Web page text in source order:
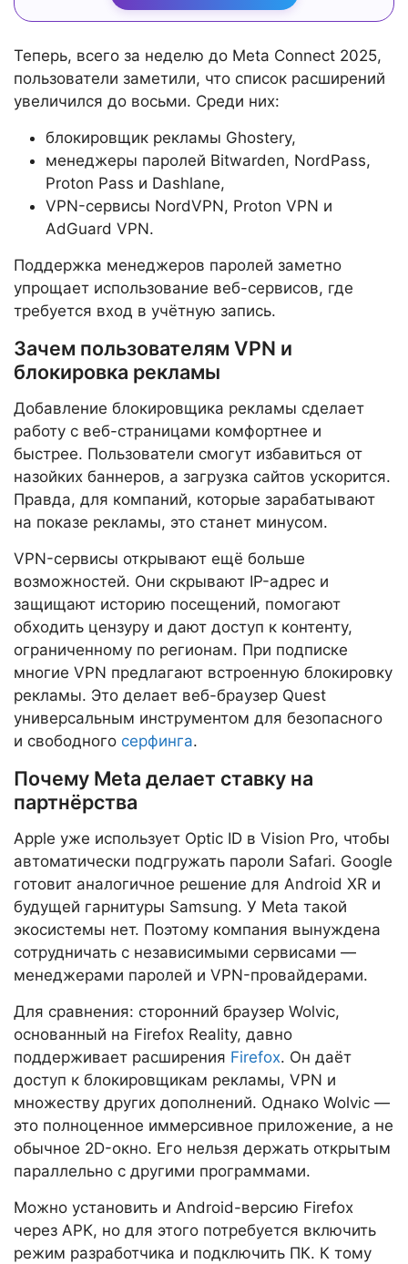
Теперь, всего за неделю до Meta Connect 2025,
пользователи заметили, что список расширений
увеличился до восьми. Среди них:
блокировщик рекламы Ghostery,
менеджеры паролей Bitwarden, NordPass,
Proton Pass и Dashlane,
VPN-сервисы NordVPN, Proton VPN и
AdGuard VPN.
Поддержка менеджеров паролей заметно
упрощает использование веб-сервисов, где
требуется вход в учётную запись.
Зачем пользователям VPN и
блокировка рекламы
Добавление блокировщика рекламы сделает
работу с веб-страницами комфортнее и
быстрее. Пользователи смогут избавиться от
назойких баннеров, а загрузка сайтов ускорится.
Правда, для компаний, которые зарабатывают
на показе рекламы, это станет минусом.
VPN-сервисы открывают ещё больше
возможностей. Они скрывают IP-адрес и
защищают историю посещений, помогают
обходить цензуру и дают доступ к контенту,
ограниченному по регионам. При подписке
многие VPN предлагают встроенную блокировку
рекламы. Это делает веб-браузер Quest
универсальным инструментом для безопасного
и свободного серфинга.
Почему Meta делает ставку на
партнёрства
Apple уже использует Optic ID в Vision Pro, чтобы
автоматически подгружать пароли Safari. Google
готовит аналогичное решение для Android XR и
будущей гарнитуры Samsung. У Meta такой
экосистемы нет. Поэтому компания вынуждена
сотрудничать с независимыми сервисами —
менеджерами паролей и VPN-провайдерами.
Для сравнения: сторонний браузер Wolvic,
основанный на Firefox Reality, давно
поддерживает расширения Firefox. Он даёт
доступ к блокировщикам рекламы, VPN и
множеству других дополнений. Однако Wolvic —
это полноценное иммерсивное приложение, а не
обычное 2D-окно. Его нельзя держать открытым
параллельно с другими программами.
Можно установить и Android-версию Firefox
через APK, но для этого потребуется включить
режим разработчика и подключить ПК. К тому